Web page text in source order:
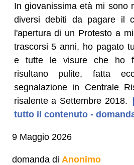
In giovanissima età mi sono
diversi debiti da pagare il
l'apertura di un Protesto a
trascorsi 5 anni, ho pagato
e tutte le visure che ho
risultano pulite, fatta
segnalazione in Centrale
risalente a Settembre 2018.
tutto il contenuto -
9 Maggio 2026
domanda di Anonimo